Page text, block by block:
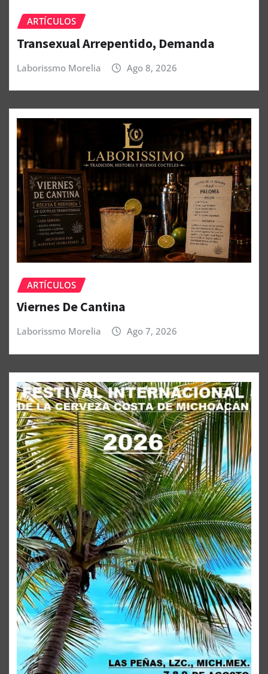
ARTÍCULOS
Transexual Arrepentido, Demanda
Laborissmo Morelia Ago 8, 2026
ARTÍCULOS
Viernes De Cantina
Laborissmo Morelia Ago 7, 2026